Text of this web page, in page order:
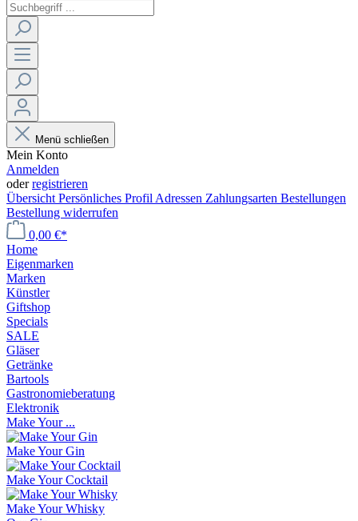
Menü schließen
Mein Konto
Anmelden
oderregistrieren
Übersicht Persönliches Profil Adressen Zahlungsarten Bestellungen
Bestellung widerrufen
0,00 €*
Home
Eigenmarken
Marken
Künstler
Giftshop
Specials
SALE
Gläser
Getränke
Bartools
Gastronomieberatung
Elektronik
Make Your ...
Make Your Gin
Make Your Cocktail
Make Your Whisky